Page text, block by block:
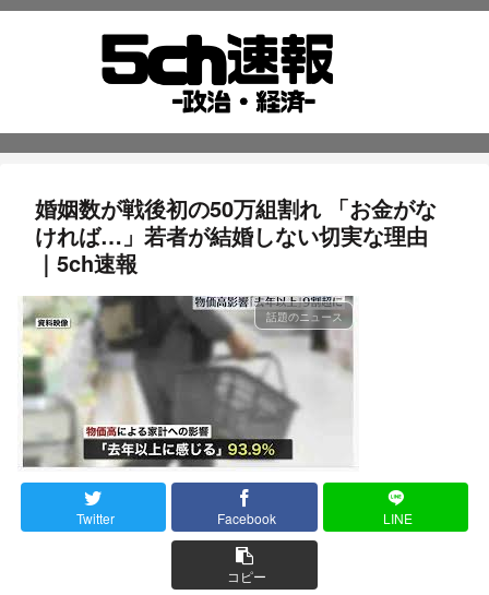
婚姻数が戦後初の50万組割れ 「お金がな
ければ…」若者が結婚しない切実な理由
｜5ch速報
話題のニュース
Twitter Facebook LINE
コピー